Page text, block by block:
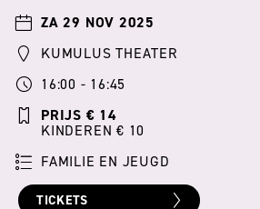
ZA 29 NOV 2025
KUMULUS THEATER
16:00 - 16:45
PRIJS € 14
KINDEREN € 10
FAMILIE EN JEUGD
TICKETS